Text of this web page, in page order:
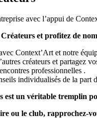
avec l’appui de
et profitez de
Context’Art et notre
créateurs et partagez
professionnelles .
individualisés de la part
est un véritable tremplin
ou le club, rapprochez-